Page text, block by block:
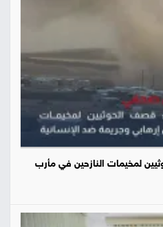
لمخيمات النازحين في مأرب